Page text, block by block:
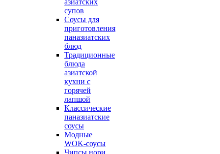
азиатских
супов
Соусы для
приготовления
паназиатских
блюд
Традиционные
блюда
азиатской
кухни с
горячей
лапшой
Классические
паназиатские
соусы
Модные
WOK-соусы
Чипсы нори